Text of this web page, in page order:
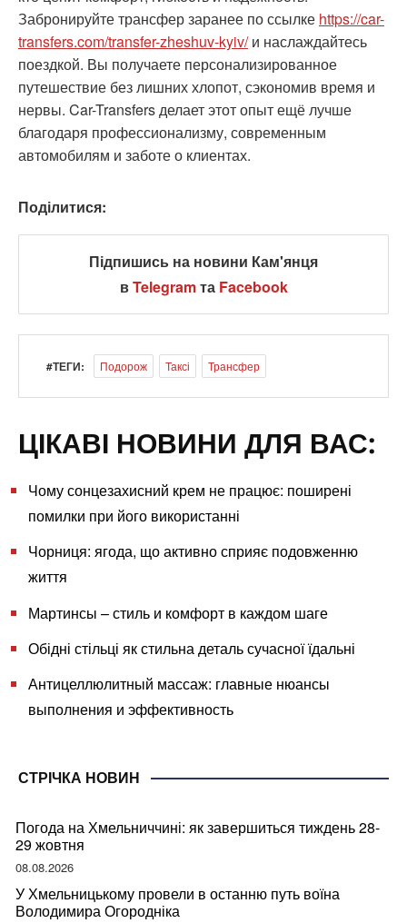
Забронируйте трансфер заранее по ссылке https://car-
transfers.com/transfer-zheshuv-kyiv/и наслаждайтесь
поездкой. Вы получаете персонализированное
путешествие без лишних хлопот, сэкономив время и
нервы. Car-Transfers делает этот опыт ещё лучше
благодаря профессионализму, современным
автомобилям и заботе о клиентах.
Поділитися:
Підпишись на новини Кам'янця
вTelegramта Facebook
#ТЕГИ: Подорож Таксі Трансфер
ЦІКАВІ НОВИНИ ДЛЯ ВАС:
Чому сонцезахисний крем не працює: поширені
помилки при його використанні
Чорниця: ягода, що активно сприяє подовженню
життя
Мартинсы – стиль и комфорт в каждом шаге
Обідні стільці як стильна деталь сучасної їдальні
Антицеллюлитный массаж: главные нюансы
выполнения и эффективность
СТРІЧКА НОВИН
Погода на Хмельниччині: як завершиться тиждень 28-
29 жовтня
08.08.2026
У Хмельницькому провели в останню путь воїна
Володимира Огородніка